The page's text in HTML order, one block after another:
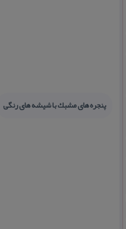
پنجره های مشبك با شیشه های رنگی